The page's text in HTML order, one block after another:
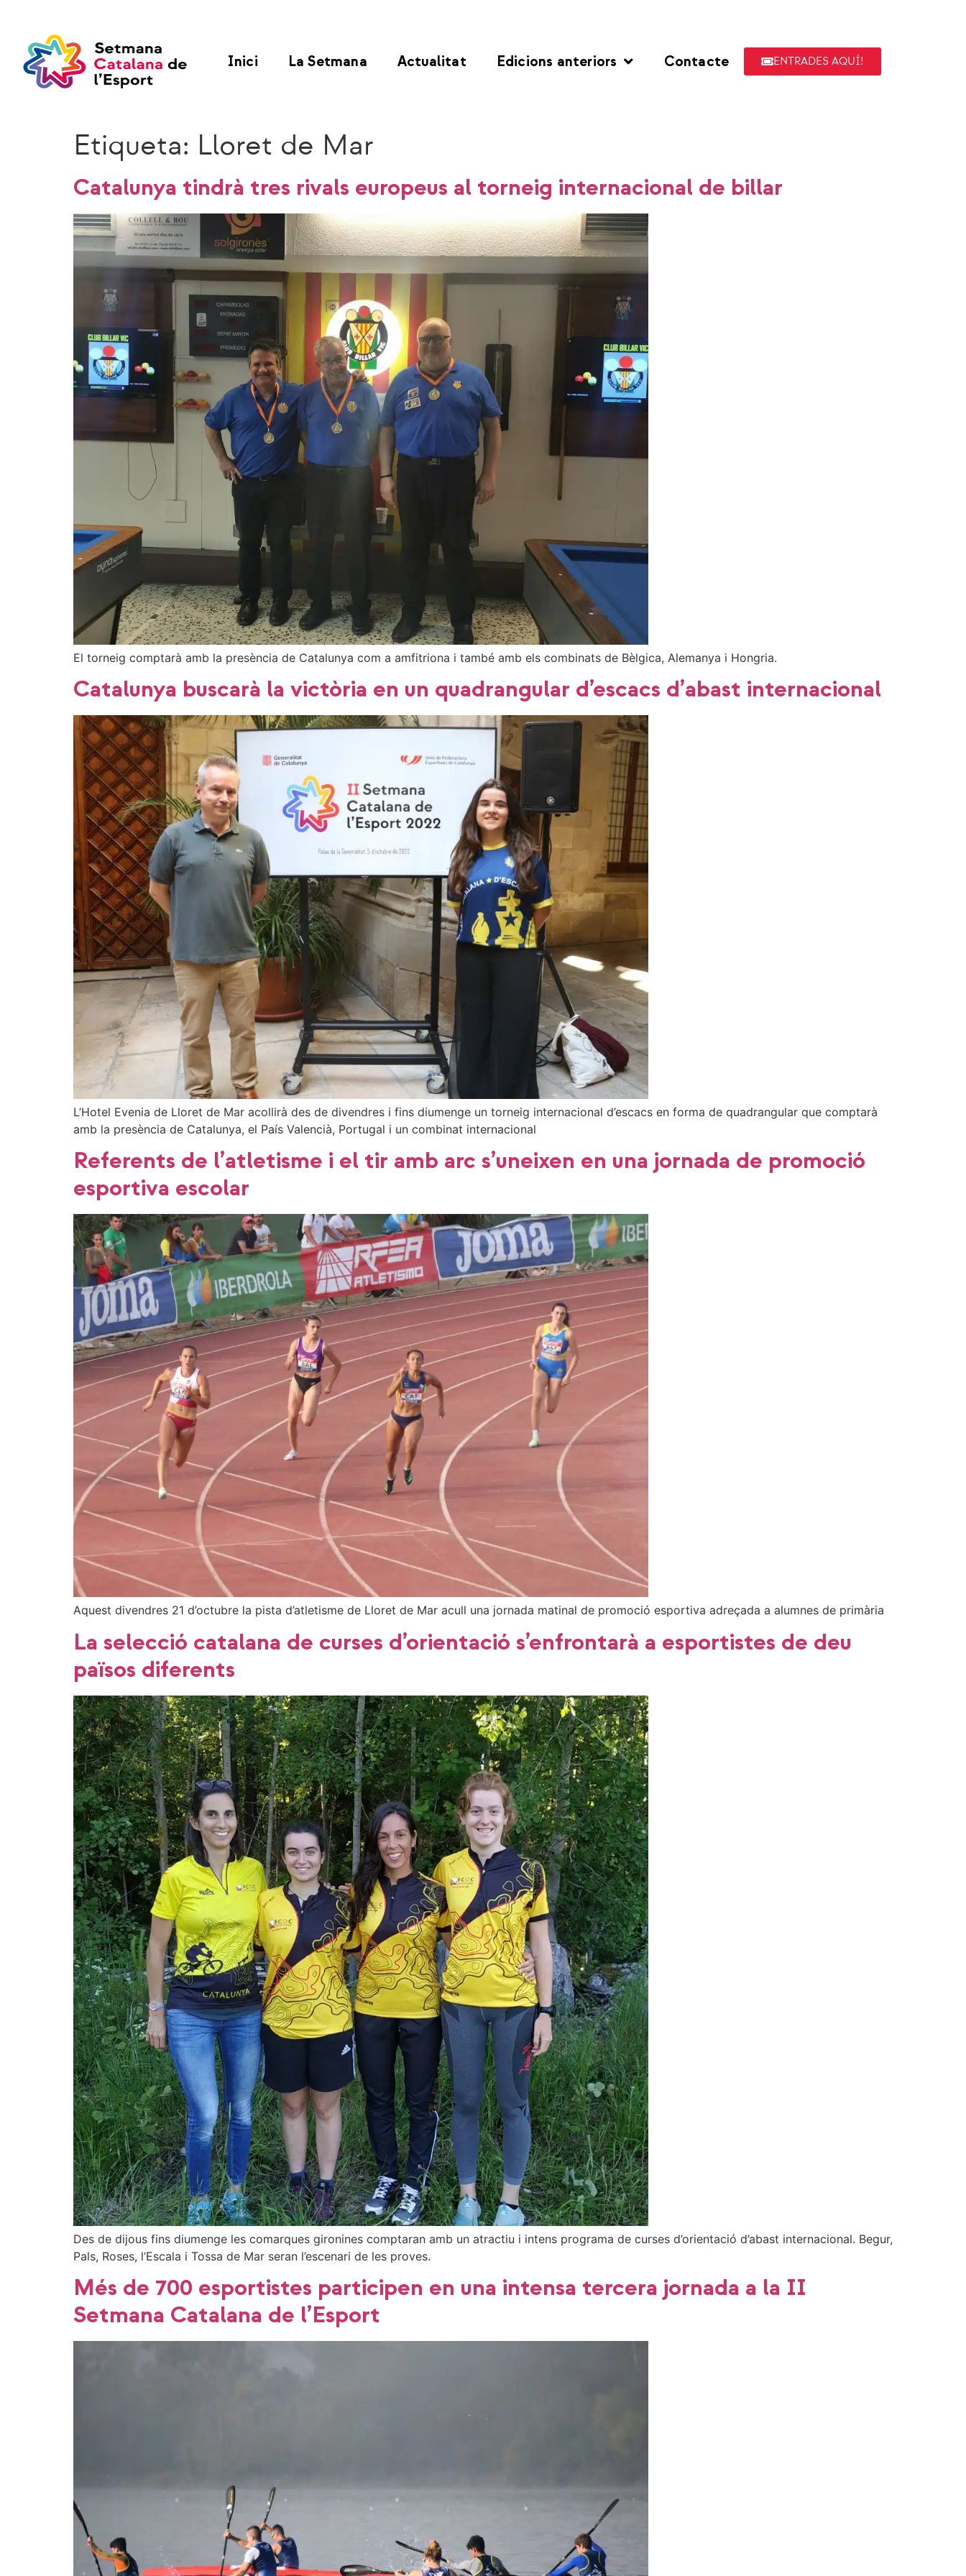
Inici La Setmana Actualitat Edicions anteriors Contacte ENTRADES AQUÍ!
Etiqueta: Lloret de Mar
Catalunya tindrà tres rivals europeus al torneig internacional de billar
El torneig comptarà amb la presència de Catalunya com a amfitriona i també amb els combinats de Bèlgica, Alemanya i Hongria.
Catalunya buscarà la victòria en un quadrangular d’escacs d’abast internacional
L’Hotel Evenia de Lloret de Mar acollirà des de divendres i fins diumenge un torneig internacional d’escacs en forma de quadrangular que comptarà
amb la presència de Catalunya, el País Valencià, Portugal i un combinat internacional
Referents de l’atletisme i el tir amb arc s’uneixen en una jornada de promoció
esportiva escolar
Aquest divendres 21 d’octubre la pista d’atletisme de Lloret de Mar acull una jornada matinal de promoció esportiva adreçada a alumnes de primària
La selecció catalana de curses d’orientació s’enfrontarà a esportistes de deu
països diferents
Des de dijous fins diumenge les comarques gironines comptaran amb un atractiu i intens programa de curses d’orientació d’abast internacional. Begur,
Pals, Roses, l’Escala i Tossa de Mar seran l’escenari de les proves.
Més de 700 esportistes participen en una intensa tercera jornada a la II
Setmana Catalana de l’Esport